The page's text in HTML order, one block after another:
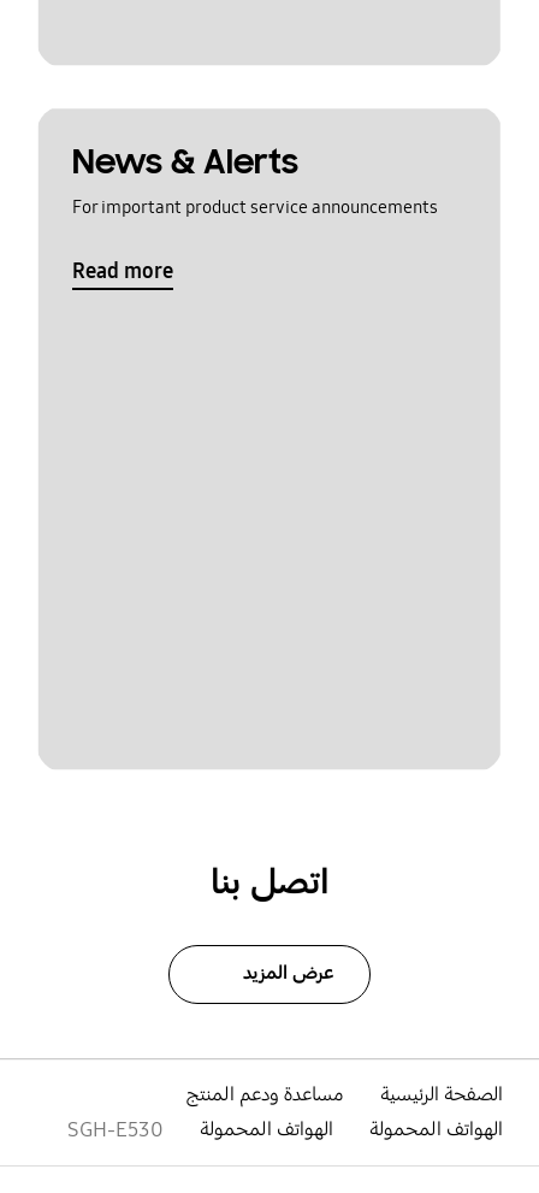
News & Alerts
For important product service announcements
Read more
اتصل بنا
عرض المزيد
الصفحة الرئيسية
مساعدة ودعم المنتج
الهواتف المحمولة
الهواتف المحمولة SGH-E530